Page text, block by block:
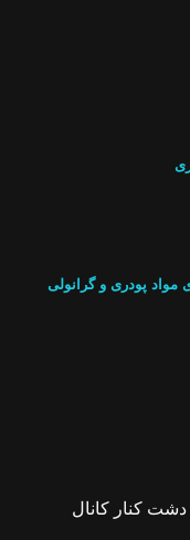
مواد پودری و گرانولی
کنار کانال